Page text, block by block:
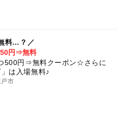
料…？／
円⇒無料
500円⇒無料クーポン☆さらに
」は入場無料♪
市